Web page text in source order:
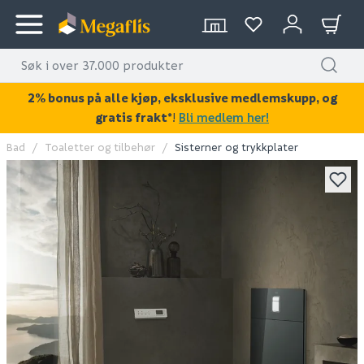
KAN DISSE VÆRE AV INTERESSE?
Bad Toaletter og tilbehør Sisterner og trykkplater
2% bonus på alle kjøp, eksklusive medlemskupp, og
gratis frakt*! Bli medlem her!